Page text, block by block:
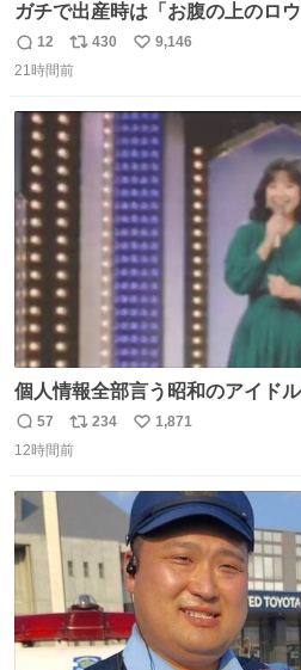
ガチで出産時は「お腹の上のロ
サンシャイン池崎」だったし、
イレは「とにかく明るい安村の体
返
信
12
リ
ポ
ト
数
430
い
数
9,146
21時間前
個人情報全部言う昭和のアイドル
返
信
57
リ
ポ
数
234
い
数
1,871
12時間前